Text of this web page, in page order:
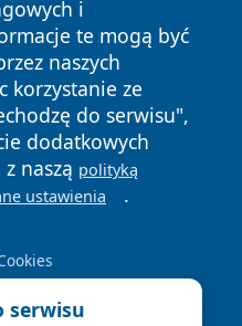
i
te mogą być
naszych
korzystanie ze
do serwisu",
dodatkowych
naszą polityką
ustawienia .
serwisu
Polityka
Cookies